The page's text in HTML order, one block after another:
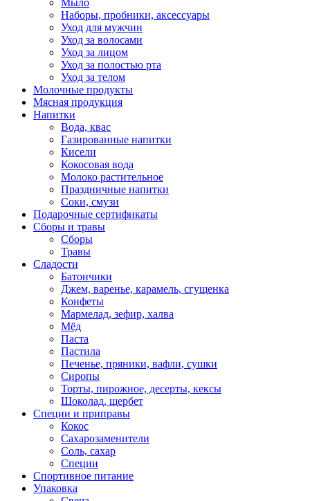
Мыло
Наборы, пробники, аксессуары
Уход для мужчин
Уход за волосами
Уход за лицом
Уход за полостью рта
Уход за телом
Молочные продукты
Мясная продукция
Напитки
Вода, квас
Газированные напитки
Кисели
Кокосовая вода
Молоко растительное
Праздничные напитки
Соки, смузи
Подарочные сертификаты
Сборы и травы
Сборы
Травы
Сладости
Батончики
Джем, варенье, карамель, сгущенка
Конфеты
Мармелад, зефир, халва
Мёд
Паста
Пастила
Печенье, пряники, вафли, сушки
Сиропы
Торты, пирожное, десерты, кексы
Шоколад, щербет
Специи и приправы
Кокос
Сахарозаменители
Соль, сахар
Специи
Спортивное питание
Упаковка